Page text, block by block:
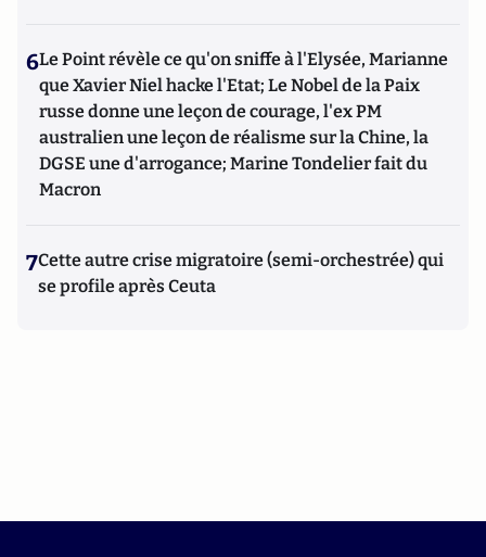
6Le Point révèle ce qu'on sniffe à l'Elysée, Marianne
que Xavier Niel hacke l'Etat; Le Nobel de la Paix
russe donne une leçon de courage, l'ex PM
australien une leçon de réalisme sur la Chine, la
DGSE une d'arrogance; Marine Tondelier fait du
Macron
7Cette autre crise migratoire (semi-orchestrée) qui
se profile après Ceuta